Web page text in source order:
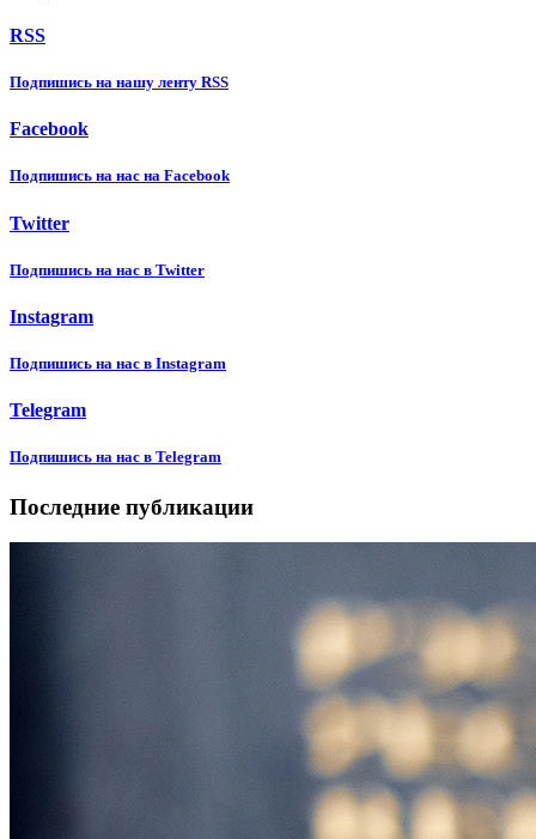
RSS
Подпишиcь на нашу ленту RSS
Facebook
Подпишиcь на нас на Facebook
Twitter
Подпишиcь на нас в Twitter
Instagram
Подпишиcь на нас в Instagram
Telegram
Подпишиcь на нас в Telegram
Последние публикации